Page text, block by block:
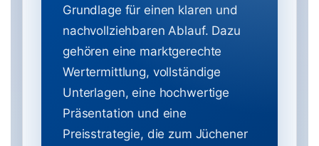
Grundlage für einen klaren und
nachvollziehbaren Ablauf. Dazu
gehören eine marktgerechte
Wertermittlung, vollständige
Unterlagen, eine hochwertige
Präsentation und eine
Preisstrategie, die zum Jüchener